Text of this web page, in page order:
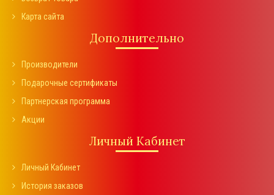
Карта сайта
Дополнительно
Производители
Подарочные сертификаты
Партнерская программа
Акции
Личный Кабинет
Личный Кабинет
История заказов